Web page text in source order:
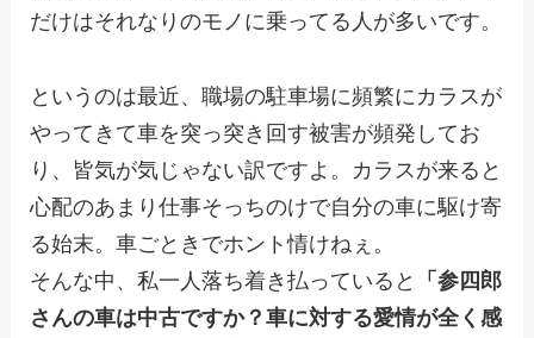
だけはそれなりのモノに乗ってる人が多いです。
というのは最近、職場の駐車場に頻繁にカラスが
やってきて車を突っ突き回す被害が頻発してお
り、皆気が気じゃない訳ですよ。カラスが来ると
心配のあまり仕事そっちのけで自分の車に駆け寄
る始末。車ごときでホント情けねぇ。
そんな中、私一人落ち着き払っていると 「参四郎
さんの車は中古ですか？車に対する愛情が全く感